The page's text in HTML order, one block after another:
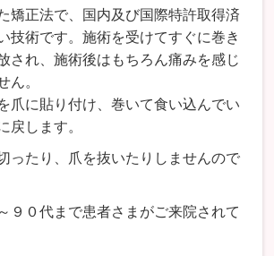
矯正法で、国内及び国際特許取得済
技術です。施術を受けてすぐに巻き
され、施術後はもちろん痛みを感じ
ん。
爪に貼り付け、巻いて食い込んでい
戻します。
ったり、爪を抜いたりしませんので
９０代まで患者さまがご来院されて